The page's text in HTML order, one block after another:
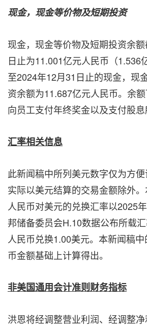
现金，现金等价物及短期投资
现金，现金等价物及短期投资余
日止为11.001亿元人民币（1.536
至2024年12月31日止的现金，现
资余额为11.687亿元人民币。余
向员工支付年终奖金以及支付股息
汇率相关信息
此新闻稿中所列美元数字仅为方
实际以美元结算的交易金额除外
人民币对美元的兑换汇率以2025
邦储备委员会H.10数据公布所载
人民币兑换1.00美元。本新闻稿
币金额基础上计算得出。
非美国通用会计准则财务指标
洪恩将经调整营业利润、经调整